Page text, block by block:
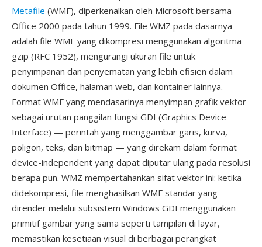
Metafile (WMF), diperkenalkan oleh Microsoft bersama
Office 2000 pada tahun 1999. File WMZ pada dasarnya
adalah file WMF yang dikompresi menggunakan algoritma
gzip (RFC 1952), mengurangi ukuran file untuk
penyimpanan dan penyematan yang lebih efisien dalam
dokumen Office, halaman web, dan kontainer lainnya.
Format WMF yang mendasarinya menyimpan grafik vektor
sebagai urutan panggilan fungsi GDI (Graphics Device
Interface) — perintah yang menggambar garis, kurva,
poligon, teks, dan bitmap — yang direkam dalam format
device-independent yang dapat diputar ulang pada resolusi
berapa pun. WMZ mempertahankan sifat vektor ini: ketika
didekompresi, file menghasilkan WMF standar yang
dirender melalui subsistem Windows GDI menggunakan
primitif gambar yang sama seperti tampilan di layar,
memastikan kesetiaan visual di berbagai perangkat